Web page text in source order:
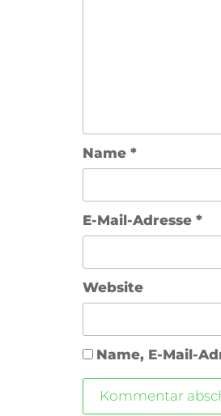
Name *
E-Mail-Adresse *
Website
Name, E-Mail-